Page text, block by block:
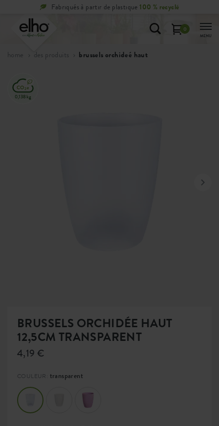
100 % recyclé Retours
0
MENU
home des produits brussels orchideé haut
BRUSSELS ORCHIDÉE HAUT
12,5CM TRANSPARENT
4,19 €
COULEUR: transparent
0,138kg